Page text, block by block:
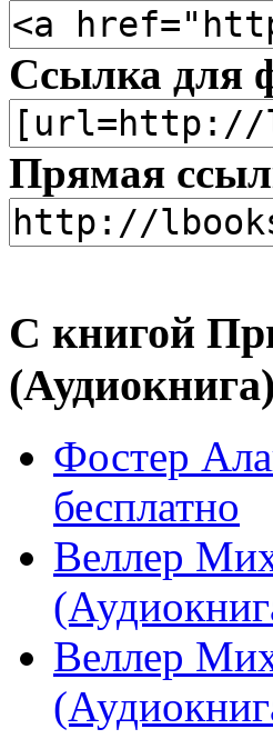
Ссылка для
Прямая
С книгой
Фостер
бесплатно
Веллер
Веллер